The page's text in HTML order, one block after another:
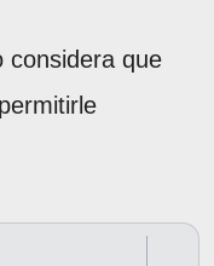
considera que